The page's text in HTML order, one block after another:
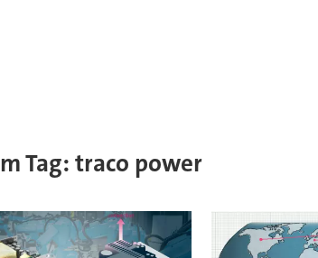
Tag: traco power